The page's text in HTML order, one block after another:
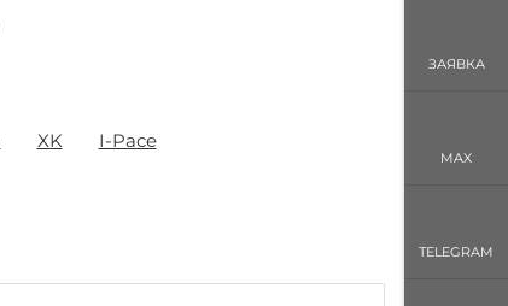
XK I-Pace
ЗАЯВКА
MAX
TELEGRAM